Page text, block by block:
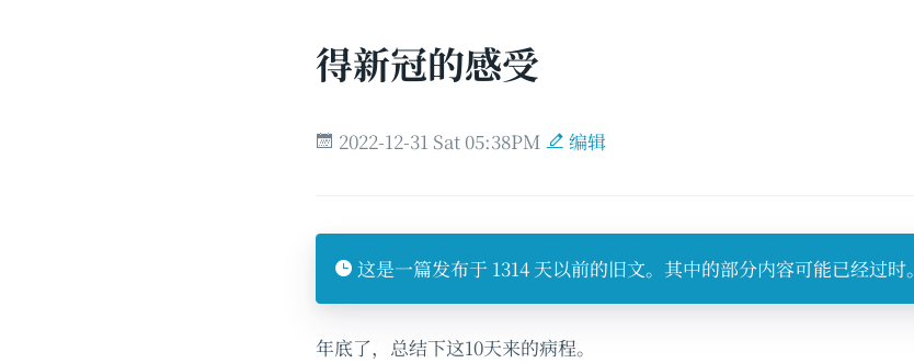
得新冠的感受
2022-12-31 Sat 05:38PM 编辑
这是一篇发布于 1314 天以前的旧文。其中的部分内容可能已经过时。
年底了，总结下这10天来的病程。